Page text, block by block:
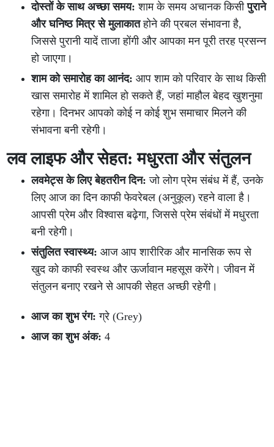
दोस्तों के साथ अच्छा समय: शाम के समय अचानक किसीपुराने
और घनिष्ठ मित्र से मुलाकातहोने की प्रबल संभावना है,
जिससे पुरानी यादें ताजा होंगी और आपका मन पूरी तरह प्रसन्न
हो जाएगा।
शाम को समारोह का आनंद: आप शाम को परिवार के साथ किसी
खास समारोह में शामिल हो सकते हैं, जहां माहौल बेहद खुशनुमा
रहेगा। दिनभर आपको कोई न कोई शुभ समाचार मिलने की
संभावना बनी रहेगी।
लव लाइफ और सेहत: मधुरता और संतुलन
लवमेट्स के लिए बेहतरीन दिन: जो लोग प्रेम संबंध में हैं, उनके
लिए आज का दिन काफी फेवरेबल (अनुकूल) रहने वाला है।
आपसी प्रेम और विश्वास बढ़ेगा, जिससे प्रेम संबंधों में मधुरता
बनी रहेगी।
संतुलित स्वास्थ्य: आज आप शारीरिक और मानसिक रूप से
खुद को काफी स्वस्थ और ऊर्जावान महसूस करेंगे। जीवन में
संतुलन बनाए रखने से आपकी सेहत अच्छी रहेगी।
आज का शुभ रंग: ग्रे (Grey)
आज का शुभ अंक: 4